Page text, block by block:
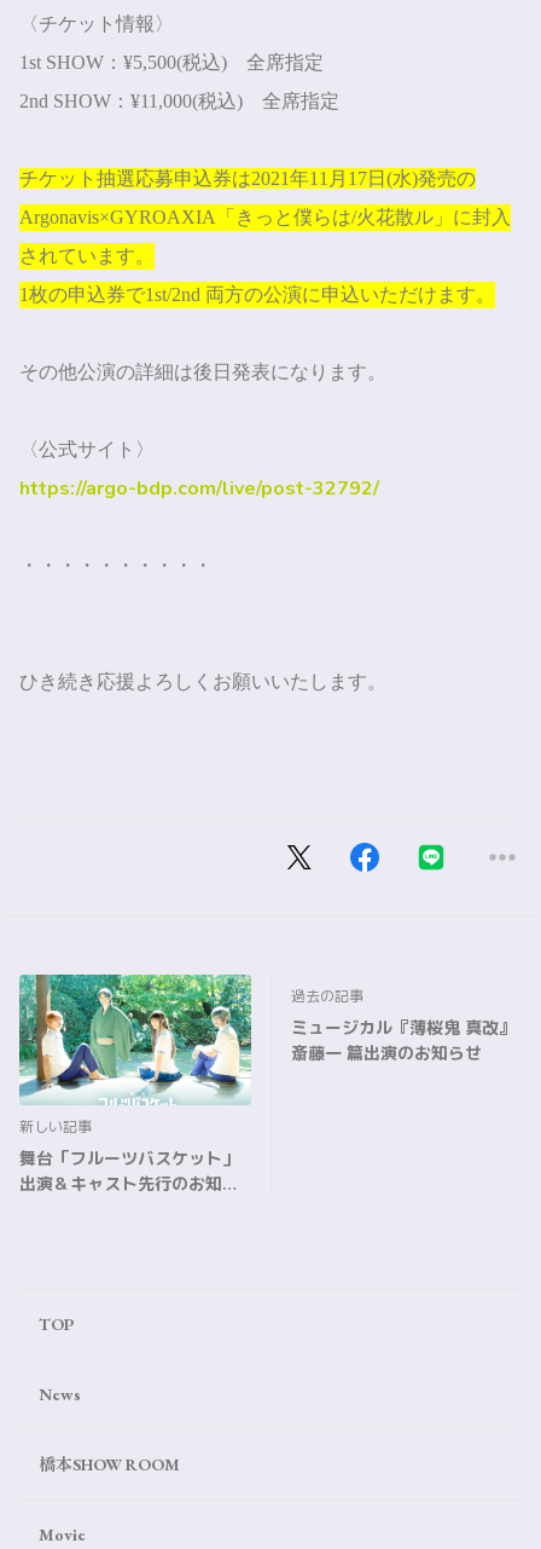
〈チケット情報〉
1st SHOW ： ¥5,500(税込) 全席指定
2nd SHOW ： ¥11,000(税込) 全席指定
チケット抽選応募申込券は2021年11 月 17日 (水)発売の
Argonavis×GYROAXIA
「きっと僕らは/火花散ル」に封入
されています。
1枚の申込券で1st/2nd 両方の公演に申込いただけます。
その他公演の詳細は後日発表になります。
〈公式サイト〉
https://argo-bdp.com/live/post-32792/
・・・・・・・・・・
ひき続き応援よろしくお願いいたします。
新しい記事
舞台「フルーツバスケット」
出演＆キャスト先行のお知ら
過去の記事
ミュージカル『薄桜鬼 真改』
斎藤一 篇出演のお知らせ
TOP
News
橋本SHOW ROOM
Movie